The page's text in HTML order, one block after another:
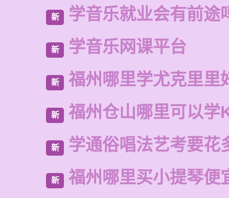
新 学音乐就业会有前途
新 学音乐网课平台
新 福州哪里学尤克里里
新 福州仓山哪里可以学
新 学通俗唱法艺考要花
新 福州哪里买小提琴便